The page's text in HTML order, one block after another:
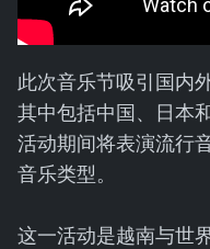
此次音乐节吸引国内
其中包括中国、日本
活动期间将表演流行
音乐类型。
这一活动是越南与世